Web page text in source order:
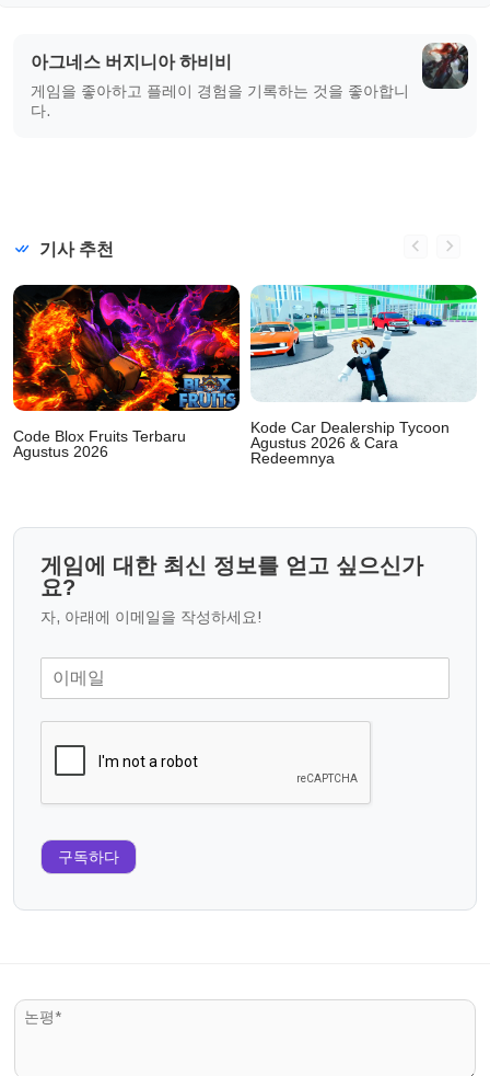
아그네스 버지니아 하비비
게임을 좋아하고 플레이 경험을 기록하는 것을 좋아합니
다.
기사 추천
Code Blox Fruits Terbaru
Agustus 2026
Kode Car Dealership Tycoon
Agustus 2026 & Cara
Redeemnya
게임에 대한 최신 정보를 얻고 싶으신가
요?
자, 아래에 이메일을 작성하세요!
구독하다